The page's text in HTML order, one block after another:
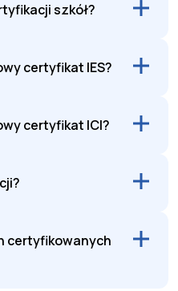
szkół?
certyfikat IES?
certyfikat ICI?
certyfikowanych